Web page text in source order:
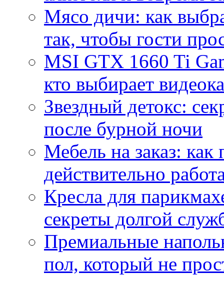
Мясо дичи: как
так, чтобы гости
MSI GTX 1660 Ti
кто выбирает
Звездный детокс:
после бурной ночи
Мебель на заказ:
действительно
Кресла для
секреты долгой
Премиальные
пол, который не